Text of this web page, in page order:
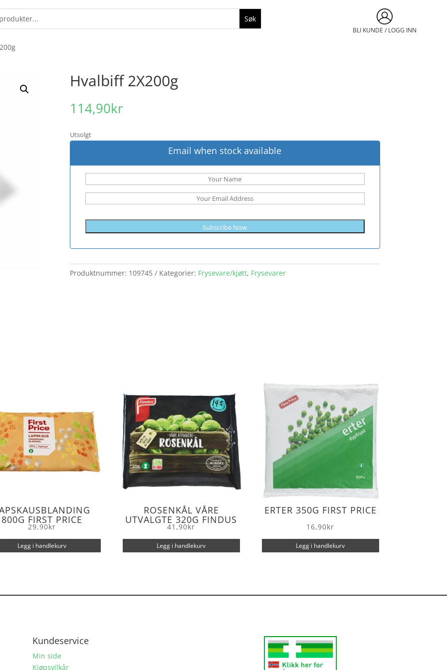
BLI KUNDE / LOGG INN
Hvalbiff 2X200g
114,90kr
Utsolgt
Email when stock available
Subscribe Now
Produktnummer: 109745 Kategorier: Frysevare/kjøtt, Frysevarer
800G FIRST PRICE
29,90kr
Legg i handlekurv
ROSENKÅL VÅRE
UTVALGTE 320G FINDUS
41,90kr
Legg i handlekurv
ERTER 350G FIRST PRICE
16,90kr
Legg i handlekurv
Kundeservice
Min side
Kjøpsvilkår